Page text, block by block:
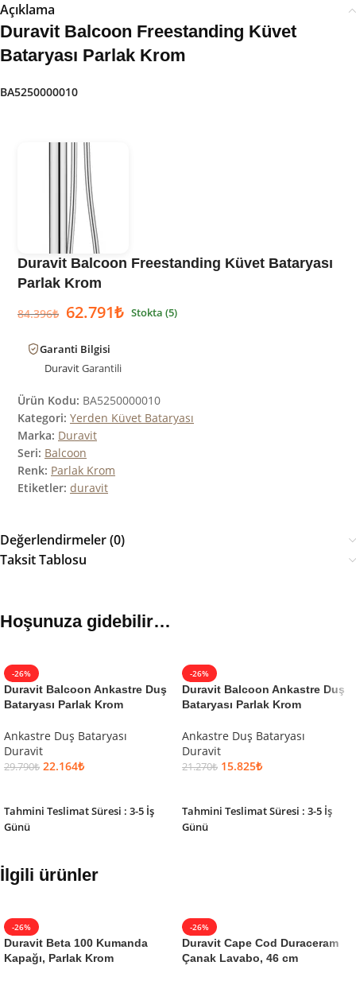
Açıklama
Duravit Balcoon Freestanding Küvet
Bataryası Parlak Krom
BA5250000010
Duravit Balcoon Freestanding Küvet Bataryası
Parlak Krom
84.396₺ 62.791₺ Stokta (5)
Garanti Bilgisi
DuravitGarantili
Ürün Kodu: BA5250000010
Kategori: Yerden Küvet Bataryası
Marka: Duravit
Seri: Balcoon
Renk: Parlak Krom
Etiketler: duravit
Değerlendirmeler (0)
Taksit Tablosu
Hoşunuza gidebilir…
-26%
Duravit Balcoon Ankastre Duş
Bataryası Parlak Krom
Ankastre Duş Bataryası
Duravit
29.790₺ 22.164₺
Tahmini Teslimat Süresi : 3-5 İş
Günü
-26%
Duravit Balcoon Ankastre Duş
Bataryası Parlak Krom
Ankastre Duş Bataryası
Duravit
21.270₺ 15.825₺
Tahmini Teslimat Süresi : 3-5 İş
Günü
İlgili ürünler
-26%
Duravit Beta 100 Kumanda
Kapağı, Parlak Krom
-26%
Duravit Cape Cod Duraceram
Çanak Lavabo, 46 cm